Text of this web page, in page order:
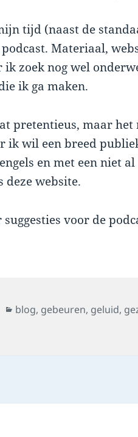
tijd (naast de
Materiaal,
zoek nog wel
ik ga maken.
pretentieus, maar het
ik wil een breed
en met een niet al
deze website.
voor de
Categories
blog, gebeuren, geluid,